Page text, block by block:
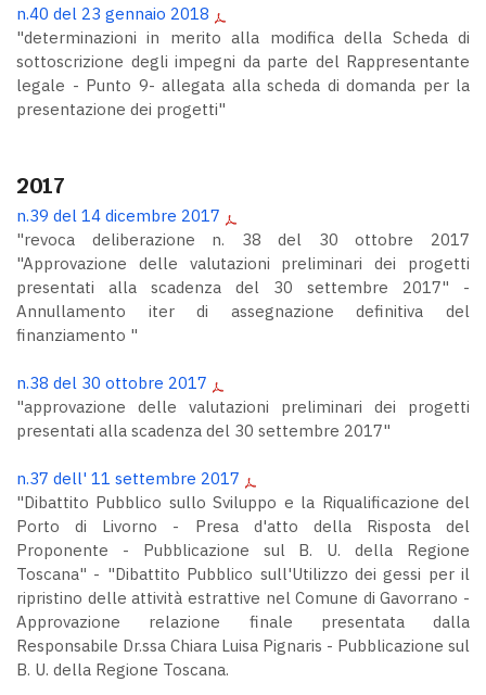
n.40 del 23 gennaio 2018
"determinazioni in merito alla modifica della Scheda di
sottoscrizione degli impegni da parte del Rappresentante
legale - Punto 9- allegata alla scheda di domanda per la
presentazione dei progetti"
2017
n.39 del 14 dicembre 2017
"revoca deliberazione n. 38 del 30 ottobre 2017
"Approvazione delle valutazioni preliminari dei progetti
presentati alla scadenza del 30 settembre 2017" -
Annullamento iter di assegnazione definitiva del
finanziamento "
n.38 del 30 ottobre 2017
"approvazione delle valutazioni preliminari dei progetti
presentati alla scadenza del 30 settembre 2017"
n.37 dell' 11 settembre 2017
"Dibattito Pubblico sullo Sviluppo e la Riqualificazione del
Porto di Livorno - Presa d'atto della Risposta del
Proponente - Pubblicazione sul B. U. della Regione
Toscana" - "Dibattito Pubblico sull'Utilizzo dei gessi per il
ripristino delle attività estrattive nel Comune di Gavorrano -
Approvazione relazione finale presentata dalla
Responsabile Dr.ssa Chiara Luisa Pignaris - Pubblicazione sul
B. U. della Regione Toscana.